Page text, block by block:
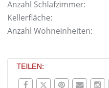
Anzahl Schlafzimmer:
Kellerfläche:
Anzahl Wohneinheiten:
TEILEN: